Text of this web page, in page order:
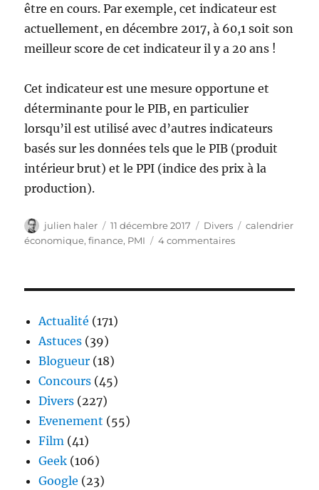
être en cours. Par exemple, cet indicateur est
actuellement, en décembre 2017, à 60,1 soit son
meilleur score de cet indicateur il y a 20 ans !
Cet indicateur est une mesure opportune et
déterminante pour le PIB, en particulier
lorsqu’il est utilisé avec d’autres indicateurs
basés sur les données tels que le PIB (produit
intérieur brut) et le PPI (indice des prix à la
production).
Auteur
julien haler
Publié
le
11 décembre 2017 Catégories
Divers Étiquettes
calendrier
économique,finance, PMI 4 commentairessur
Actualité (171)
Astuces (39)
Blogueur (18)
Concours (45)
Divers (227)
Evenement (55)
Film (41)
Geek (106)
Google (23)